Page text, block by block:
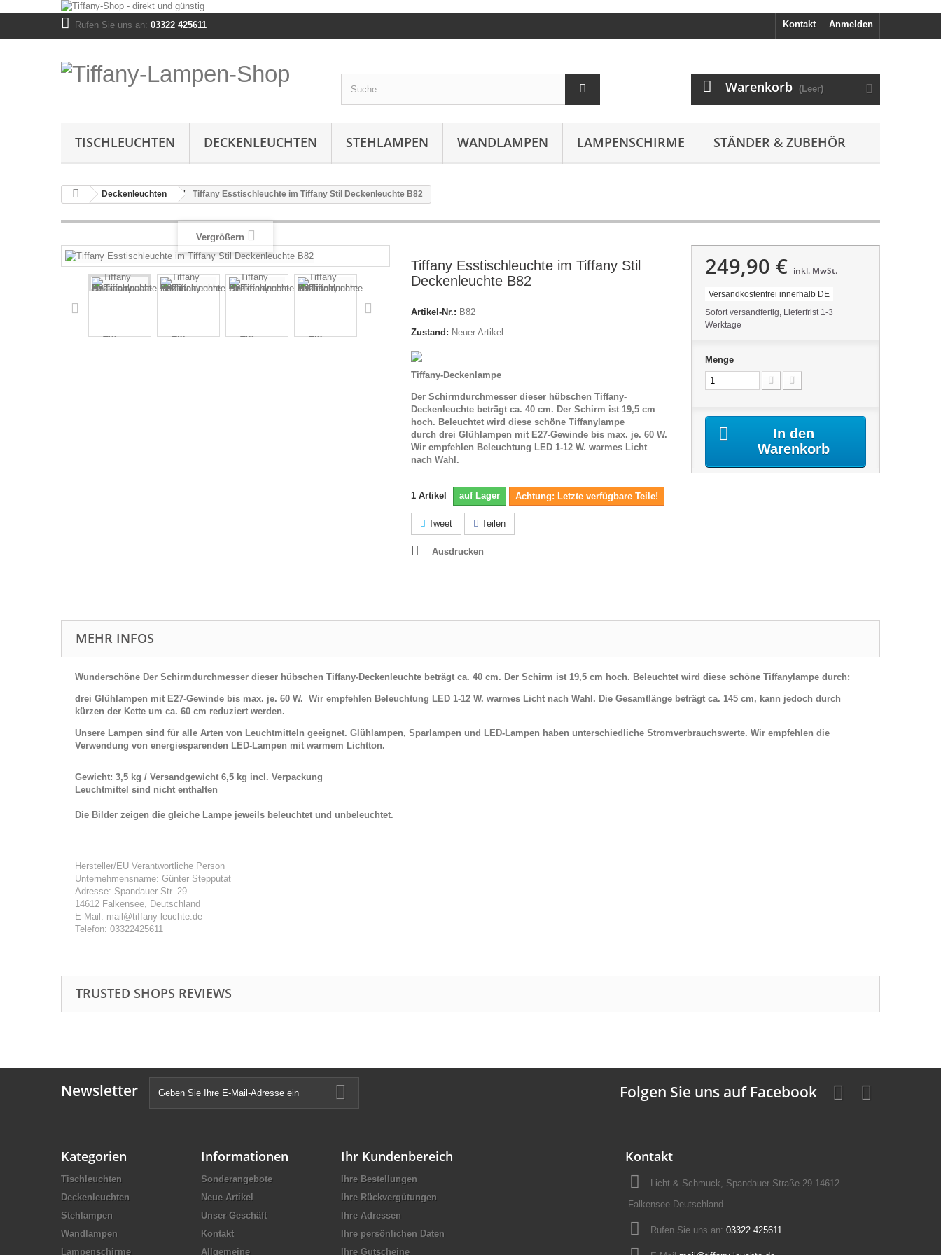
Anmelden
Kontakt
Rufen Sie uns an: 03322 425611
Warenkorb (Leer)
TISCHLEUCHTEN DECKENLEUCHTEN STEHLAMPEN WANDLAMPEN LAMPENSCHIRME STÄNDER & ZUBEHÖR
Deckenleuchten Tiffany Esstischleuchte im Tiffany Stil Deckenleuchte B82
Vergrößern
Tiffany Esstischleuchte im Tiffany Stil
Deckenleuchte B82
Artikel-Nr.: B82
Zustand: Neuer Artikel
Tiffany-Deckenlampe
Der Schirmdurchmesser dieser hübschen Tiffany-
Deckenleuchte beträgt ca. 40 cm. Der Schirm ist 19,5 cm
hoch. Beleuchtet wird diese schöne Tiffanylampe
durch drei Glühlampen mit E27-Gewinde bis max. je. 60 W.
Wir empfehlen Beleuchtung LED 1-12 W. warmes Licht
nach Wahl.
1 Artikel auf Lager Achtung: Letzte verfügbare Teile!
Tweet Teilen
Ausdrucken
249,90 € inkl. MwSt.
Versandkostenfrei innerhalb DE
Sofort versandfertig, Lieferfrist 1-3
Werktage
Menge
In den
Warenkorb
MEHR INFOS
Wunderschöne Der Schirmdurchmesser dieser hübschen Tiffany-Deckenleuchte beträgt ca. 40 cm. Der Schirm ist 19,5 cm hoch. Beleuchtet wird diese schöne Tiffanylampe durch:
drei Glühlampen mit E27-Gewinde bis max. je. 60 W. Wir empfehlen Beleuchtung LED 1-12 W. warmes Licht nach Wahl. Die Gesamtlänge beträgt ca. 145 cm, kann jedoch durch
kürzen der Kette um ca. 60 cm reduziert werden.
Unsere Lampen sind für alle Arten von Leuchtmitteln geeignet. Glühlampen, Sparlampen und LED-Lampen haben unterschiedliche Stromverbrauchswerte. Wir empfehlen die
Verwendung von energiesparenden LED-Lampen mit warmem Lichtton.
Gewicht: 3,5 kg / Versandgewicht 6,5 kg incl. Verpackung
Leuchtmittel sind nicht enthalten
Die Bilder zeigen die gleiche Lampe jeweils beleuchtet und unbeleuchtet.
Hersteller/EU Verantwortliche Person
Unternehmensname: Günter Stepputat
Adresse: Spandauer Str. 29
14612 Falkensee, Deutschland
E-Mail: mail@tiffany-leuchte.de
Telefon: 03322425611
TRUSTED SHOPS REVIEWS
Newsletter Folgen Sie uns auf Facebook
Kategorien
Tischleuchten
Deckenleuchten
Stehlampen
Wandlampen
Lampenschirme
Informationen
Sonderangebote
Neue Artikel
Unser Geschäft
Kontakt
Allgemeine
Ihr Kundenbereich
Ihre Bestellungen
Ihre Rückvergütungen
Ihre Adressen
Ihre persönlichen Daten
Ihre Gutscheine
Kontakt
Licht & Schmuck, Spandauer Straße 29 14612
Falkensee Deutschland
Rufen Sie uns an: 03322 425611